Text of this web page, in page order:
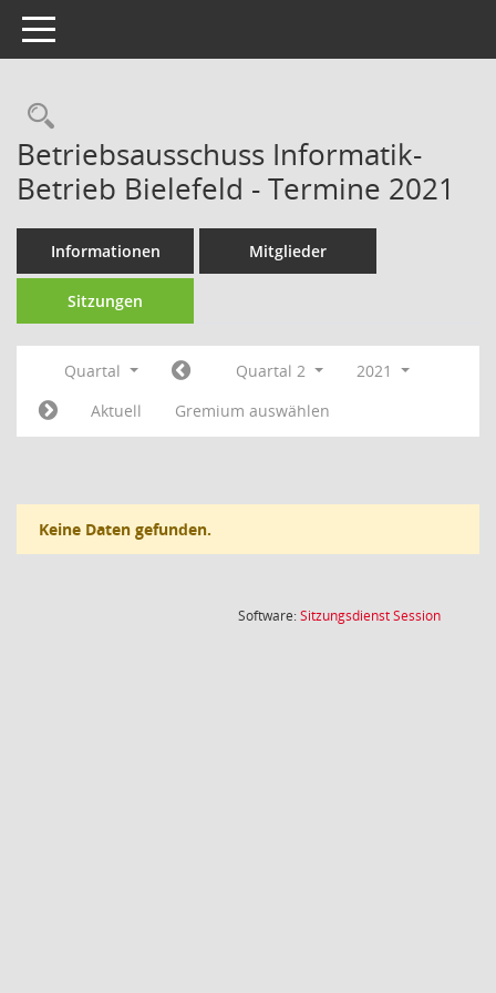
Toggle navigation
Rechercheauswahl
Betriebsausschuss Informatik-
Betrieb Bielefeld - Termine 2021
Informationen Mitglieder
Sitzungen
Quartal Quartal 2
2021
Aktuell
Gremium auswählen
Keine Daten gefunden.
Software:SitzungsdienstSession(Wird in